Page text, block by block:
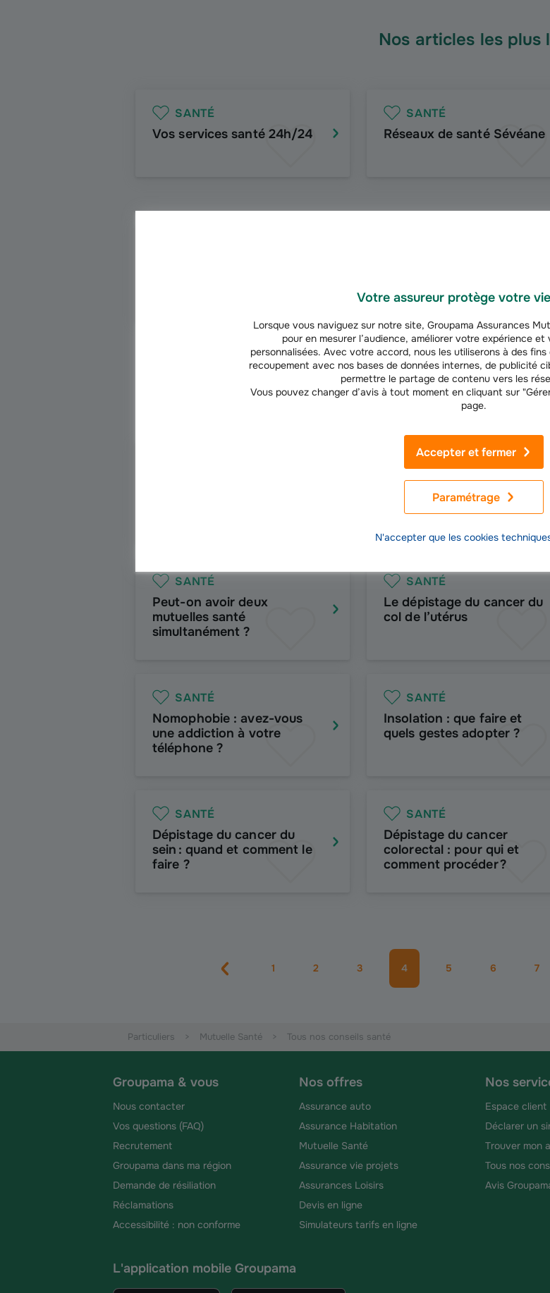
Votre assureur protège votre
Lorsque vous naviguez sur notre site, Groupama Assurances
pour en mesurer l’audience, améliorer votre expérience
personnalisées. Avec votre accord, nous les utiliserons à des
recoupement avec nos bases de données internes, de publicité
permettre le partage de contenu vers les
Vous pouvez changer d’avis à tout moment en cliquant sur
page.
Paramétrage
Accepter et fermer
N'accepter que les cookies
Nos articles les plus
SANTÉ
Vos services santé 24h/24
SANTÉ
Réseaux de santé Sévéane
domestiques
Nos derniers conseils
Canicule : conséquences
sur la santé et prévention
SANTÉ
Peut-on avoir deux
mutuelles santé
simultanément ?
SANTÉ
Le dépistage du cancer du
col de l’utérus
SANTÉ
Nomophobie : avez-vous
une addiction à votre
téléphone ?
SANTÉ
Insolation : que faire et
quels gestes adopter ?
SANTÉ
Dépistage du cancer du
sein : quand et comment le
faire ?
SANTÉ
Dépistage du cancer
colorectal : pour qui et
comment procéder ?
1 2 3 4 5 6 7
Particuliers Mutuelle Santé Tous nos conseils santé
Groupama & vous
Nous contacter
Vos questions (FAQ)
Recrutement
Groupama dans ma région
Demande de résiliation
Réclamations
Accessibilité : non conforme
Nos offres
Assurance auto
Assurance Habitation
Mutuelle Santé
Assurance vie projets
Assurances Loisirs
Devis en ligne
Simulateurs tarifs en ligne
Nos
Espace client
Déclarer un
Trouver mon
Tous nos
Avis
L'application mobile Groupama